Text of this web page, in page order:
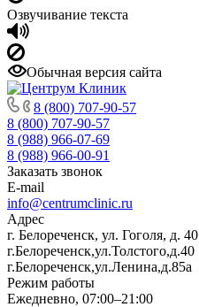
Озвучивание текста
Обычная версия сайта
8 (800) 707-90-57
8 (800) 707-90-57
8 (988) 966-07-69
8 (988) 966-00-91
Заказать звонок
E-mail
info@centrumclinic.ru
Адрес
г. Белореченск, ул. Гоголя, д. 40
г.Белореченск,ул.Толстого,д.40
г.Белореченск,ул.Ленина,д.85а
Режим работы
Ежедневно, 07:00–21:00